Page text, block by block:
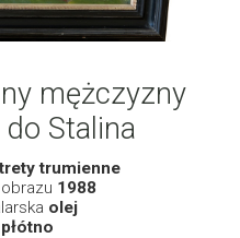
mężczyzny
Stalina
trumienne
1988
olej
płótno